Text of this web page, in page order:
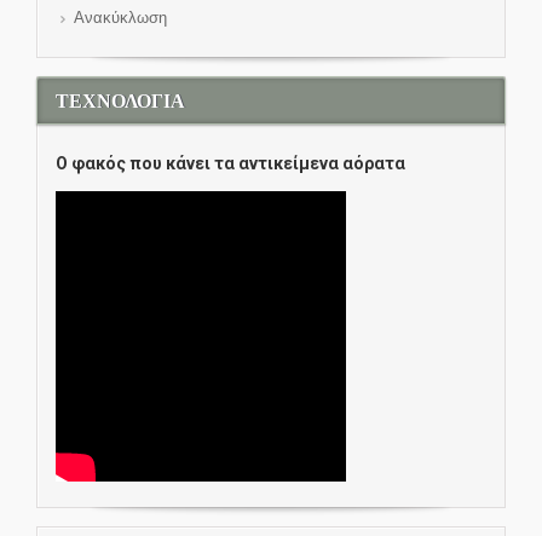
Ανακύκλωση
ΤΕΧΝΟΛΟΓΙΑ
O φακός που κάνει τα αντικείμενα αόρατα